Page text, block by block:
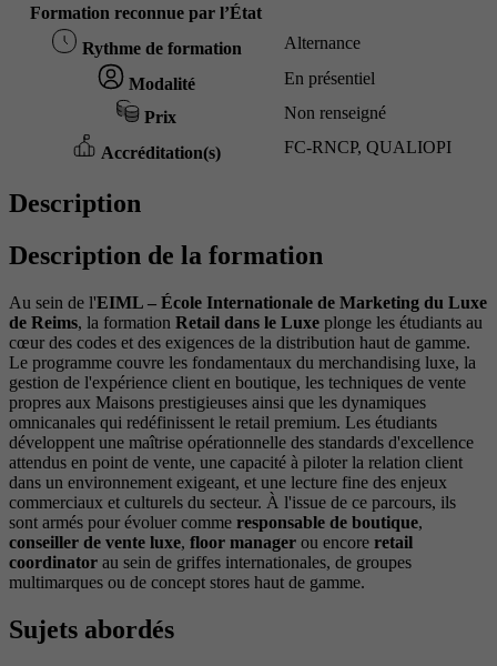
Formation reconnue par l’État
Rythme de formation Alternance
Modalité En présentiel
Prix Non renseigné
Accréditation(s) FC-RNCP, QUALIOPI
Description
Description de la formation
Au sein de l'EIML – École Internationale de Marketing du Luxe
de Reims, la formation Retail dans le Luxe plonge les étudiants au
cœur des codes et des exigences de la distribution haut de gamme.
Le programme couvre les fondamentaux du merchandising luxe, la
gestion de l'expérience client en boutique, les techniques de vente
propres aux Maisons prestigieuses ainsi que les dynamiques
omnicanales qui redéfinissent le retail premium. Les étudiants
développent une maîtrise opérationnelle des standards d'excellence
attendus en point de vente, une capacité à piloter la relation client
dans un environnement exigeant, et une lecture fine des enjeux
commerciaux et culturels du secteur. À l'issue de ce parcours, ils
sont armés pour évoluer comme responsable de boutique,
conseiller de vente luxe, floor manager ou encore retail
coordinator au sein de griffes internationales, de groupes
multimarques ou de concept stores haut de gamme.
Sujets abordés